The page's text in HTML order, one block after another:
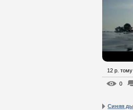
12 р. тому
0
Синяя